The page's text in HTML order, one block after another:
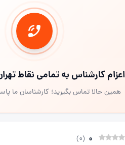
اعزام کارشناس به تمامی نقاط
همین حالا تماس بگیرید؛ کارشناسان ما
0
(
0
)